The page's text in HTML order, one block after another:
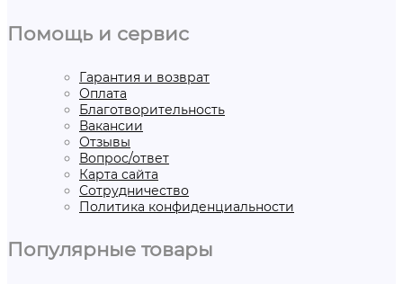
Помощь и сервис
Гарантия и возврат
Оплата
Благотворительность
Вакансии
Отзывы
Вопрос/ответ
Карта сайта
Сотрудничество
Политика конфиденциальности
Популярные товары